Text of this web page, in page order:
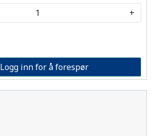
+
Logg inn for å forespør